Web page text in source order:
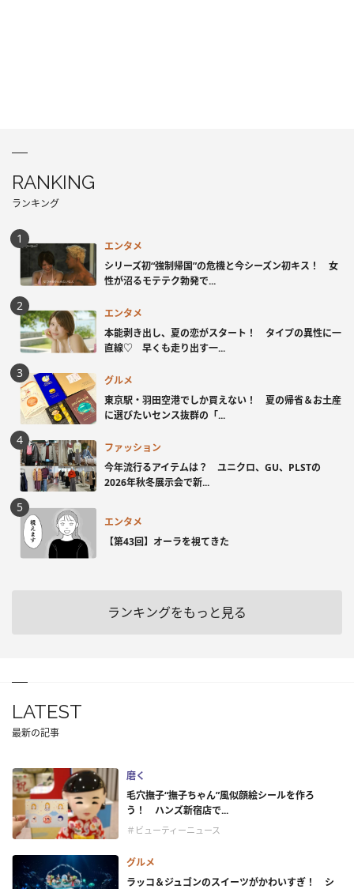
RANKING
ランキング
エンタメ
シリーズ初“強制帰国”の危機と今シーズン初キス！ 女
性が沼るモテテク勃発で...
エンタメ
本能剥き出し、夏の恋がスタート！ タイプの異性に一
直線♡ 早くも走り出す一...
グルメ
東京駅・羽田空港でしか買えない！ 夏の帰省＆お土産
に選びたいセンス抜群の「...
ファッション
今年流行るアイテムは？ ユニクロ、GU、PLSTの
2026年秋冬展示会で新...
エンタメ
【第43回】オーラを視てきた
ランキングをもっと見る
LATEST
最新の記事
磨く
毛穴撫子“撫子ちゃん”風似顔絵シールを作ろ
う！ ハンズ新宿店で...
＃ビューティーニュース
グルメ
ラッコ＆ジュゴンのスイーツがかわいすぎ！ シ